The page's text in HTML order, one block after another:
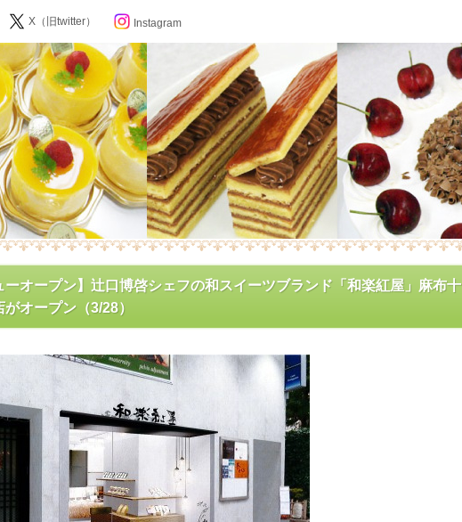
知らせ
ープン記念日カレンダー
ロフィール
い合わせ
X（旧twitter） Instagram
ーオープン】辻口博啓シェフの和スイーツブランド「和楽紅屋」麻布十
がオープン（3/28）